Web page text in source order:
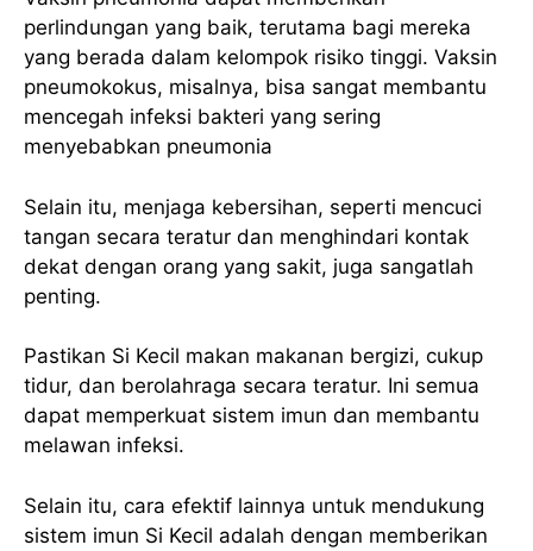
perlindungan yang baik, terutama bagi mereka
yang berada dalam kelompok risiko tinggi. Vaksin
pneumokokus, misalnya, bisa sangat membantu
mencegah infeksi bakteri yang sering
menyebabkan pneumonia
Selain itu, menjaga kebersihan, seperti mencuci
tangan secara teratur dan menghindari kontak
dekat dengan orang yang sakit, juga sangatlah
penting.
Pastikan Si Kecil makan makanan bergizi, cukup
tidur, dan berolahraga secara teratur. Ini semua
dapat memperkuat sistem imun dan membantu
melawan infeksi.
Selain itu, cara efektif lainnya untuk mendukung
sistem imun Si Kecil adalah dengan memberikan